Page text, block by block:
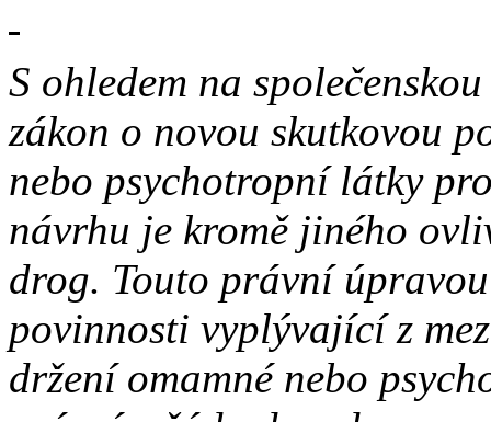
S ohledem na
zákon o novou skutkovou
nebo psychotropní látky
návrhu je kromě jiného
drog. Touto právní
povinnosti vyplývající z
držení omamné nebo